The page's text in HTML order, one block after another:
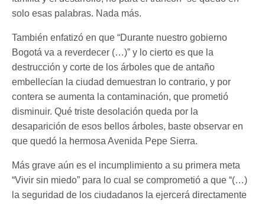
solo esas palabras. Nada más.
También enfatizó en que “Durante nuestro gobierno
Bogotá va a reverdecer (…)” y lo cierto es que la
destrucción y corte de los árboles que de antaño
embellecían la ciudad demuestran lo contrario, y por
contera se aumenta la contaminación, que prometió
disminuir. Qué triste desolación queda por la
desaparición de esos bellos árboles, baste observar en
que quedó la hermosa Avenida Pepe Sierra.
Más grave aún es el incumplimiento a su primera meta
“Vivir sin miedo” para lo cual se comprometió a que “(…)
la seguridad de los ciudadanos la ejercerá directamente